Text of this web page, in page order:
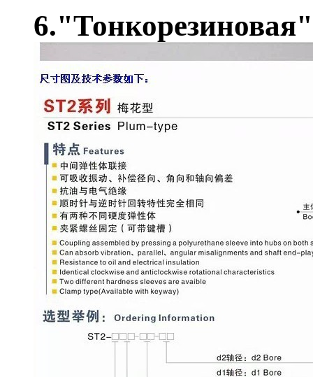
6."Тонкорезиновая"